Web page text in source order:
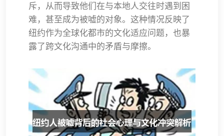
斥，从而导致他们在与本地人交往时遇到困
难，甚至成为被嘘的对象。这种情况反映了
纽约作为全球化都市的文化适应问题，也暴
露了跨文化沟通中的矛盾与摩擦。